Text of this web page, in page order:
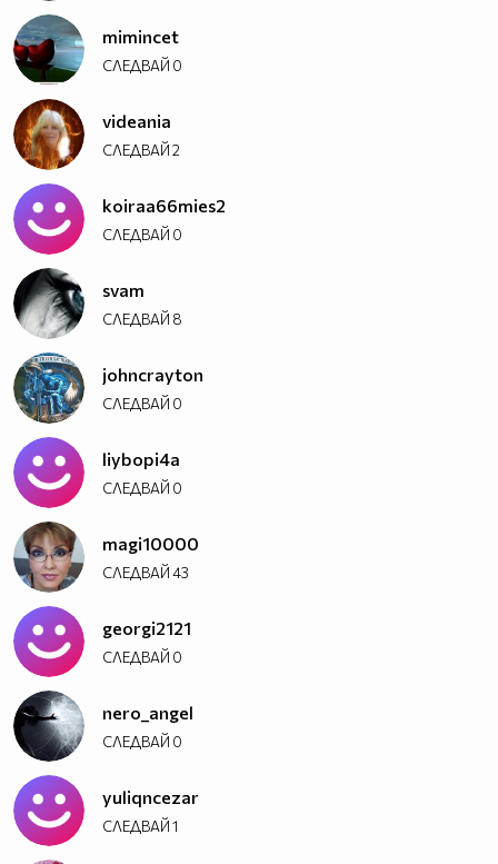
mimincet
СЛЕДВАЙ 0
videania
СЛЕДВАЙ2
koiraa66mies2
СЛЕДВАЙ 0
svam
СЛЕДВАЙ 8
johncrayton
СЛЕДВАЙ 0
liybopi4a
СЛЕДВАЙ 0
magi10000
СЛЕДВАЙ43
georgi2121
СЛЕДВАЙ 0
nero_angel
СЛЕДВАЙ 0
yuliqncezar
СЛЕДВАЙ1